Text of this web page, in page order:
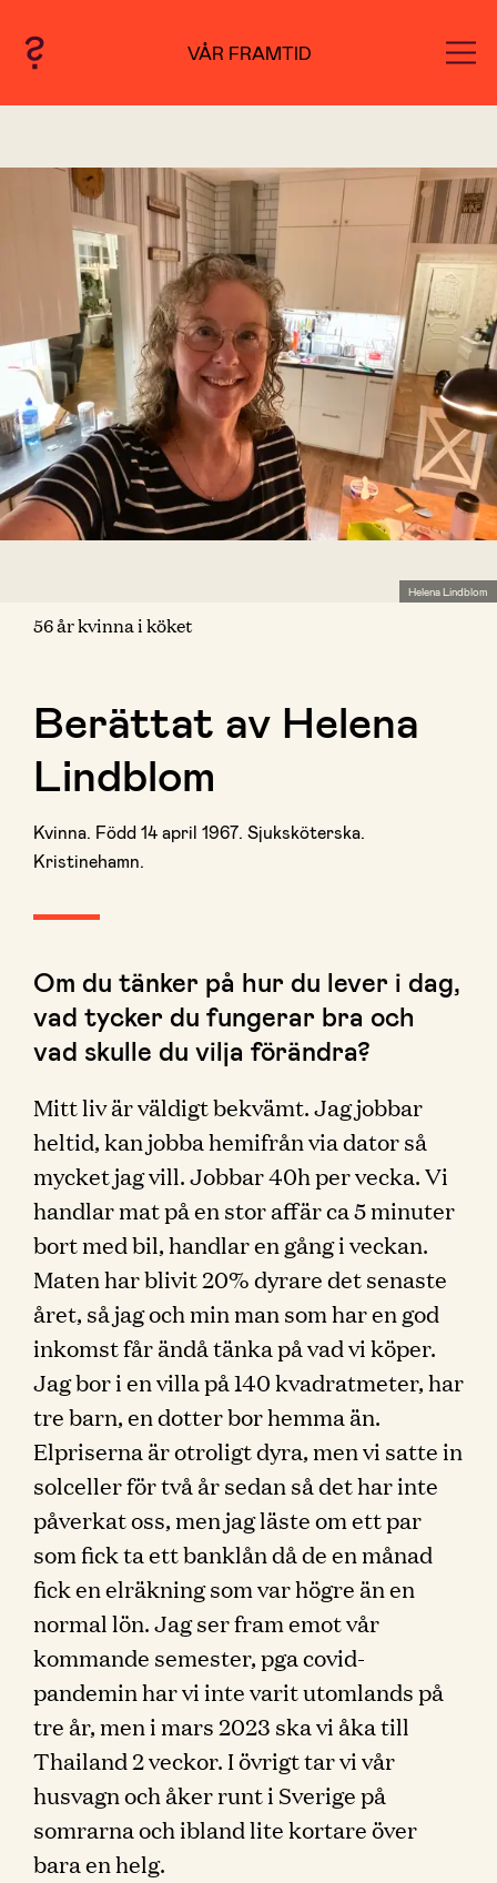
VÅR FRAMTID
Helena Lindblom
56 år kvinna i köket
Berättat av Helena
Lindblom
Kvinna. Född 14 april 1967. Sjuksköterska.
Kristinehamn.
Om du tänker på hur du lever i dag,
vad tycker du fungerar bra och
vad skulle du vilja förändra?
Mitt liv är väldigt bekvämt. Jag jobbar
heltid, kan jobba hemifrån via dator så
mycket jag vill. Jobbar 40h per vecka. Vi
handlar mat på en stor affär ca 5 minuter
bort med bil, handlar en gång i veckan.
Maten har blivit 20% dyrare det senaste
året, så jag och min man som har en god
inkomst får ändå tänka på vad vi köper.
Jag bor i en villa på 140 kvadratmeter, har
tre barn, en dotter bor hemma än.
Elpriserna är otroligt dyra, men vi satte in
solceller för två år sedan så det har inte
påverkat oss, men jag läste om ett par
som fick ta ett banklån då de en månad
fick en elräkning som var högre än en
normal lön. Jag ser fram emot vår
kommande semester, pga covid-
pandemin har vi inte varit utomlands på
tre år, men i mars 2023 ska vi åka till
Thailand 2 veckor. I övrigt tar vi vår
husvagn och åker runt i Sverige på
somrarna och ibland lite kortare över
bara en helg.